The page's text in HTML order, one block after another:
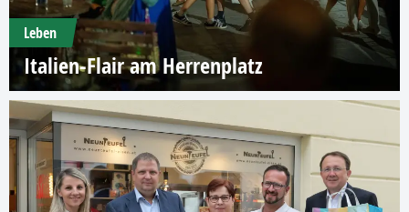
Leben
Italien-Flair am Herrenplatz